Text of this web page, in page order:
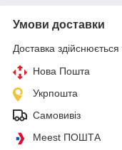
Умови доставки
Доставка
Нова Пошта
Укрпошта
Самовивіз
Meest ПОШТА